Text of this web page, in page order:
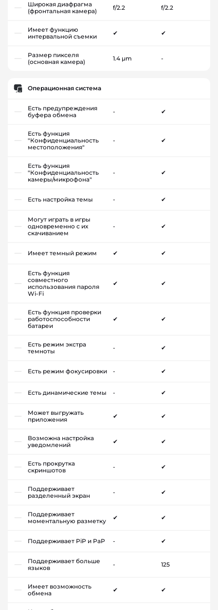
Широкая диафрагма
(фронтальная камера)
f/2.2 f/2.2
Имеет функцию
интервальной съемки
✔ ✔
Размер пикселя
(основная камера)
1.4 µm -
Операционная система
Есть предупреждения
буфера обмена
- ✔
Есть функция
"Конфиденциальность
местоположения"
- ✔
Есть функция
"Конфиденциальность
камеры/микрофона"
- ✔
Есть настройка темы - ✔
Могут играть в игры
одновременно с их
скачиванием
- ✔
Имеет темный режим ✔ ✔
Есть функция
совместного
использования пароля
Wi-Fi
✔ ✔
Есть функция проверки
работоспособности
батареи
✔ ✔
Есть режим экстра
темноты
- ✔
Есть режим фокусировки - ✔
Есть динамические темы - ✔
Может выгружать
приложения
✔ ✔
Возможна настройка
уведомлений
✔ ✔
Есть прокрутка
скриншотов
- ✔
Поддерживает
разделенный экран
- ✔
Поддерживает
моментальную разметку
✔ ✔
Поддерживает PiP и PaP - ✔
Поддерживает больше
языков
- 125
Имеет возможность
обмена
✔ ✔